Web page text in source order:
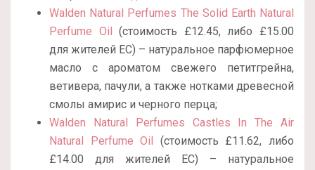
Walden Natural Perfumes The Solid Earth Natural
Perfume Oil (стоимость £12.45, либо £15.00
для жителей ЕС) – натуральное парфюмерное
масло с ароматом свежего петитгрейна,
ветивера, пачули, а также нотками древесной
смолы амирис и черного перца;
Walden Natural Perfumes Castles In The Air
Natural Perfume Oil (стоимость £11.62, либо
£14.00 для жителей ЕС) – натуральное